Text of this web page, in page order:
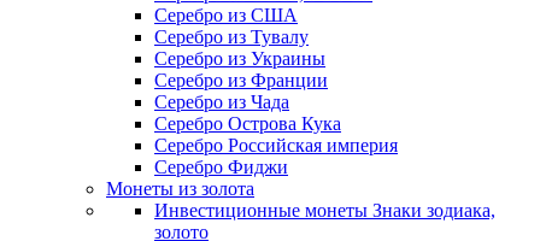
Серебро из США
Серебро из Тувалу
Серебро из Украины
Серебро из Франции
Серебро из Чада
Серебро Острова Кука
Серебро Российская империя
Серебро Фиджи
Монеты из золота
Инвестиционные монеты Знаки зодиака,
золото